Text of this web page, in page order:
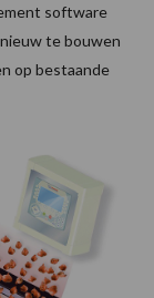
software
te bouwen
op bestaande